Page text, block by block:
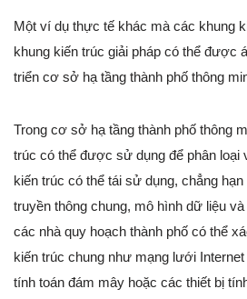
Một ví dụ thực tế khác mà các khung
khung kiến trúc giải pháp có thể được
triển cơ sở hạ tầng thành phố thông
Trong cơ sở hạ tầng thành phố thông
trúc có thể được sử dụng để phân loại
kiến trúc có thể tái sử dụng, chẳng
truyền thông chung, mô hình dữ liệu
các nhà quy hoạch thành phố có thể
kiến trúc chung như mạng lưới
tính toán đám mây hoặc các thiết bị